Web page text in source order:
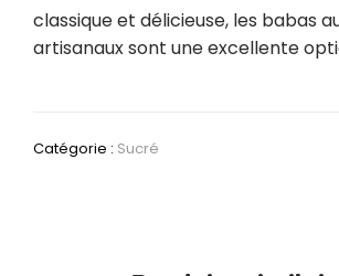
classique et délicieuse, les babas
artisanaux sont une excellente
Catégorie : Sucré